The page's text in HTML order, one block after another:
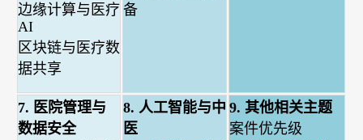
边缘计算与医疗
AI
区块链与医疗数
据共享
备
7. 医院管理与
数据安全
8. 人工智能与中
医
9. 其他相关主题
案件优先级